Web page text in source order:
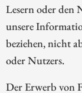
Lesern oder den
unsere
beziehen, nicht
oder Nutzers.
Der Erwerb von